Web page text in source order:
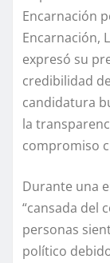
Encarnación
Encarnación,
expresó su
credibilidad
candidatura
la
compromiso
Durante una
“cansada del
personas
político